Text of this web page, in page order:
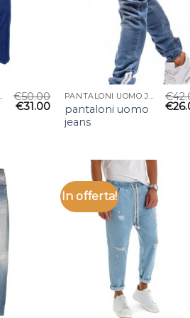
JEANS €50.00
€31.00
PANTALONI UOMO JEANS
pantaloni uomo
jeans
€
€
In offerta!